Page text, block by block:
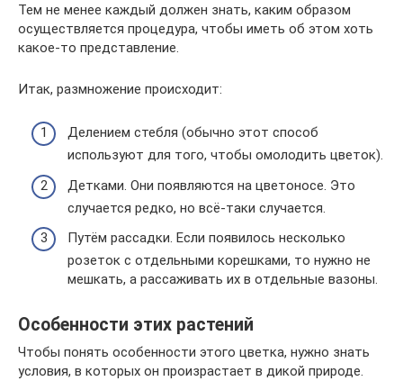
Тем не менее каждый должен знать, каким образом
осуществляется процедура, чтобы иметь об этом хоть
какое-то представление.
Итак, размножение происходит:
Делением стебля (обычно этот способ
используют для того, чтобы омолодить цветок).
Детками. Они появляются на цветоносе. Это
случается редко, но всё-таки случается.
Путём рассадки. Если появилось несколько
розеток с отдельными корешками, то нужно не
мешкать, а рассаживать их в отдельные вазоны.
Особенности этих растений
Чтобы понять особенности этого цветка, нужно знать
условия, в которых он произрастает в дикой природе.